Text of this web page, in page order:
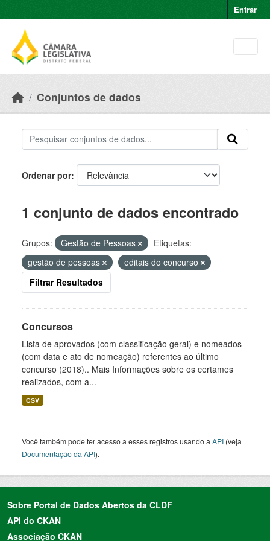
Entrar
Conjuntos de dados
Ordenar por
1 conjunto de dados encontrado
Grupos: Gestão de Pessoas
Etiquetas:
gestão de pessoas
editais do concurso
Filtrar Resultados
Concursos
Lista de aprovados (com classificação geral) e nomeados
(com data e ato de nomeação) referentes ao último
concurso (2018).. Mais Informações sobre os certames
realizados, com a...
CSV
Você também pode ter acesso a esses registros usando a API (veja
Documentação da API).
Sobre Portal de Dados Abertos da CLDF
API do CKAN
Associação CKAN